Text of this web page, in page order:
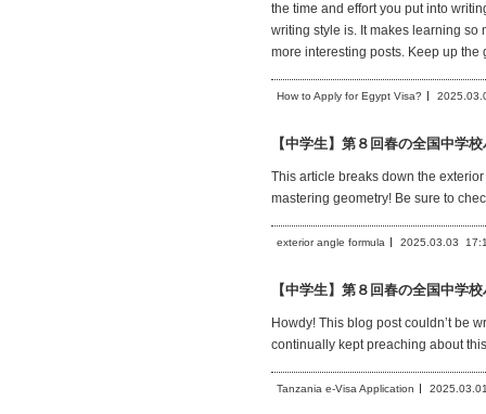
the time and effort you put into
writing style is. It makes learning so
more interesting posts. Keep up the
How to Apply for Egypt Visa?
【中学生】第８回春の全国中学
This article breaks down the
mastering geometry! Be sure to
exterior angle formula 2025.03.03
【中学生】第８回春の全国中学
Howdy! This blog post couldn’t be
continually kept preaching about
Tanzania e-Visa Application